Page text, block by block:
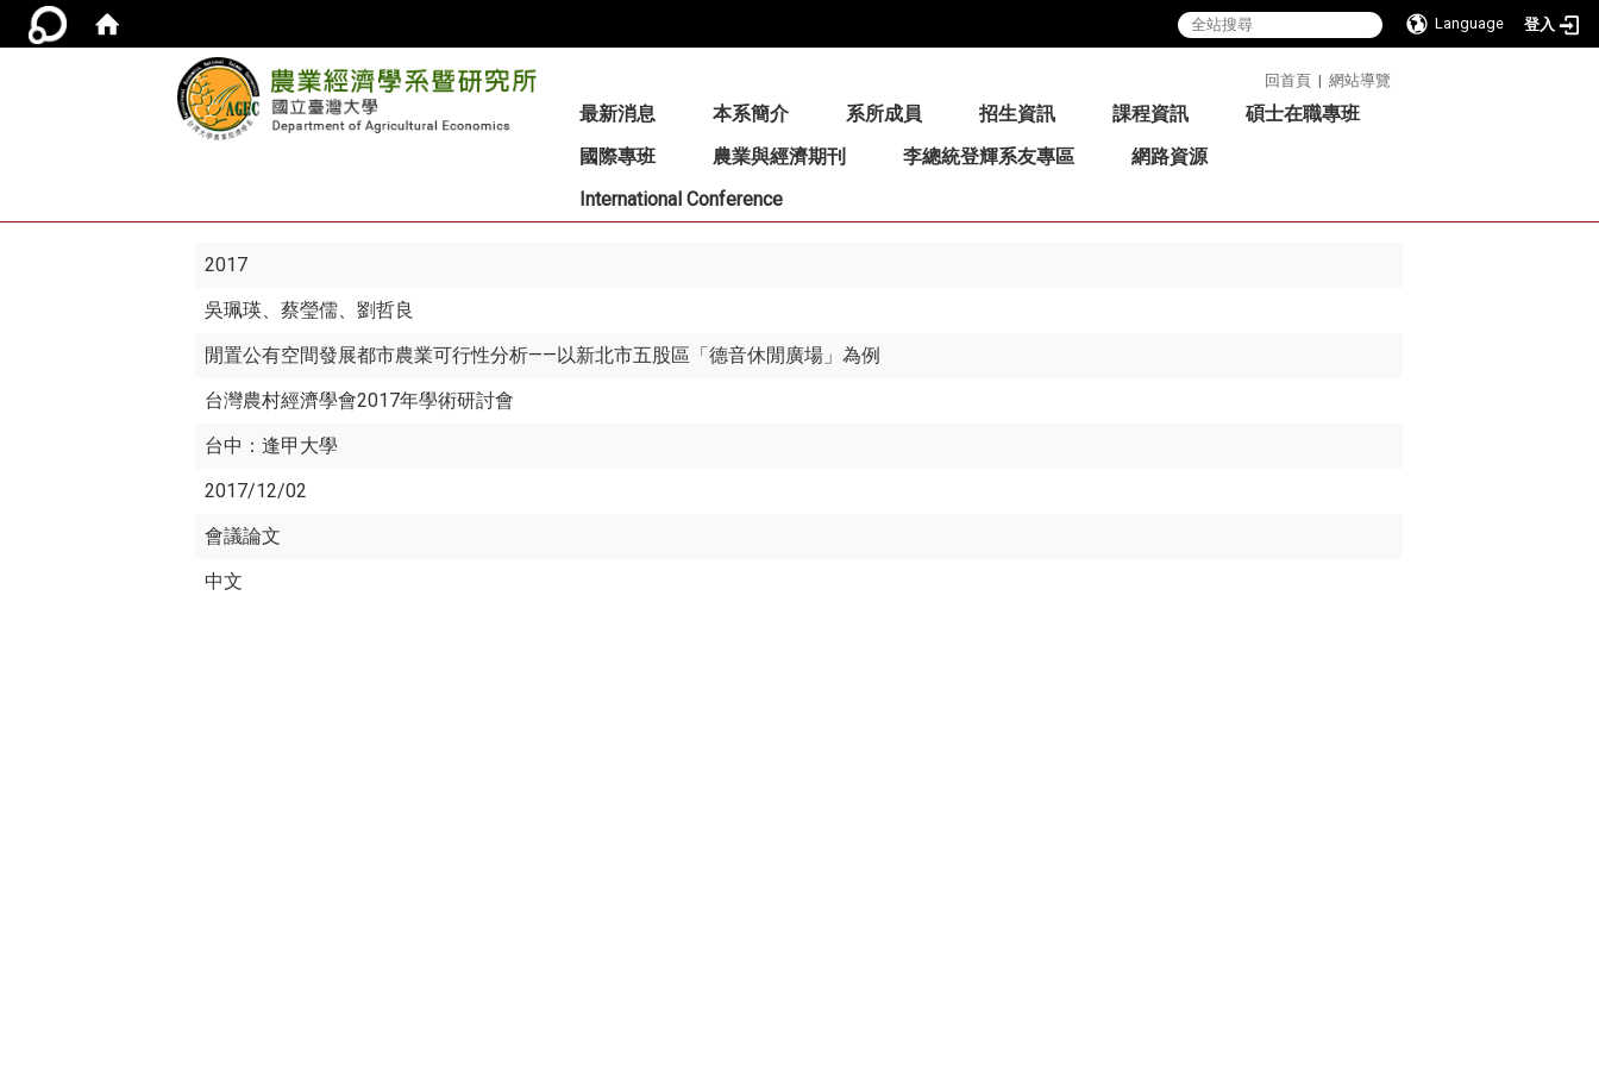
Language 登入
回首頁 | 網站導覽
最新消息 本系簡介 系所成員 招生資訊 課程資訊
碩士在職專班
國際專班
農業與經濟期刊 李總統登輝系友專區
網路資源
International Conference
2017
吳珮瑛、蔡瑩儒、劉哲良
閒置公有空間發展都市農業可行性分析——以新北市五股區「德音休閒廣場」為例
台灣農村經濟學會2017年學術研討會
台中：逢甲大學
2017/12/02
會議論文
中文